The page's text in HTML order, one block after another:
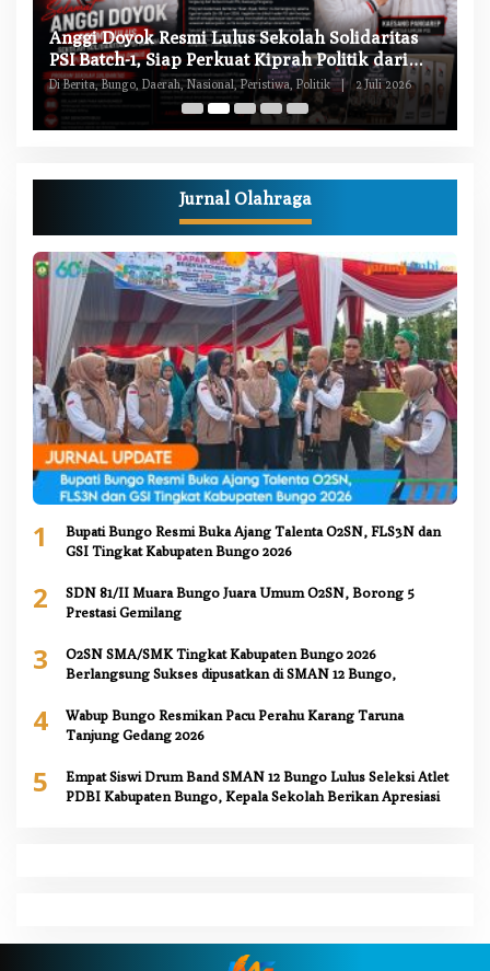
Anggi Doyok Resmi Lulus Sekolah Solidaritas
PSI Batch-1, Siap Perkuat Kiprah Politik dari
Daerah
Di Berita, Bungo, Daerah, Nasional, Peristiwa, Politik | 2 Juli 2026
Jurnal Olahraga
1
Bupati Bungo Resmi Buka Ajang Talenta O2SN, FLS3N dan
GSI Tingkat Kabupaten Bungo 2026
2
SDN 81/II Muara Bungo Juara Umum O2SN, Borong 5
Prestasi Gemilang
3
O2SN SMA/SMK Tingkat Kabupaten Bungo 2026
Berlangsung Sukses dipusatkan di SMAN 12 Bungo,
4
Wabup Bungo Resmikan Pacu Perahu Karang Taruna
Tanjung Gedang 2026
5
Empat Siswi Drum Band SMAN 12 Bungo Lulus Seleksi Atlet
PDBI Kabupaten Bungo, Kepala Sekolah Berikan Apresiasi